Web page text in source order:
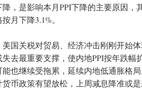
，是影响本月PPI下降的主要原因，
月下降3.1%。
国关税对贸易、经济冲击刚刚开始
去最重要支撑，使内地PPI按年跌幅
也继续受拖累，延续内地低通胀格
币政策有望放松，上周减息降准或